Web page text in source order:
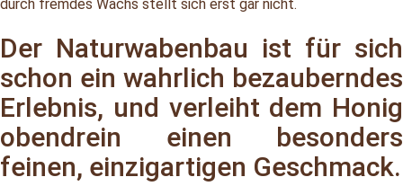
durch fremdes Wachs stellt sich erst gar nicht.
Der Naturwabenbau ist für sich
schon ein wahrlich bezauberndes
Erlebnis, und verleiht dem Honig
obendrein einen besonders
feinen, einzigartigen Geschmack.